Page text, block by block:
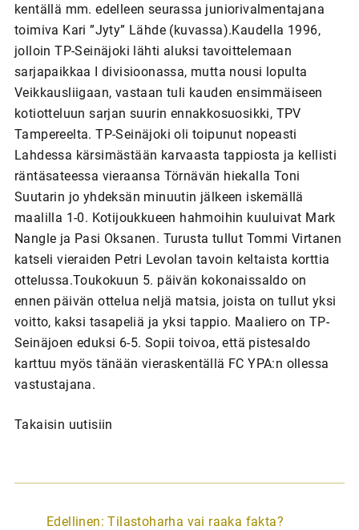
kentällä mm. edelleen seurassa juniorivalmentajana
toimiva Kari ”Jyty” Lähde (kuvassa).Kaudella 1996,
jolloin TP-Seinäjoki lähti aluksi tavoittelemaan
sarjapaikkaa I divisioonassa, mutta nousi lopulta
Veikkausliigaan, vastaan tuli kauden ensimmäiseen
kotiotteluun sarjan suurin ennakkosuosikki, TPV
Tampereelta. TP-Seinäjoki oli toipunut nopeasti
Lahdessa kärsimästään karvaasta tappiosta ja kellisti
räntäsateessa vieraansa Törnävän hiekalla Toni
Suutarin jo yhdeksän minuutin jälkeen iskemällä
maalilla 1-0. Kotijoukkueen hahmoihin kuuluivat Mark
Nangle ja Pasi Oksanen. Turusta tullut Tommi Virtanen
katseli vieraiden Petri Levolan tavoin keltaista korttia
ottelussa.Toukokuun 5. päivän kokonaissaldo on
ennen päivän ottelua neljä matsia, joista on tullut yksi
voitto, kaksi tasapeliä ja yksi tappio. Maaliero on TP-
Seinäjoen eduksi 6-5. Sopii toivoa, että pistesaldo
karttuu myös tänään vieraskentällä FC YPA:n ollessa
vastustajana.
Takaisin uutisiin
A
Edellinen: Tilastoharha vai raaka fakta?